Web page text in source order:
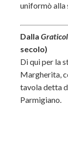
uniformò alla
Dalla
secolo)
Di qui per la
Margherita,
tavola detta
Parmigiano.